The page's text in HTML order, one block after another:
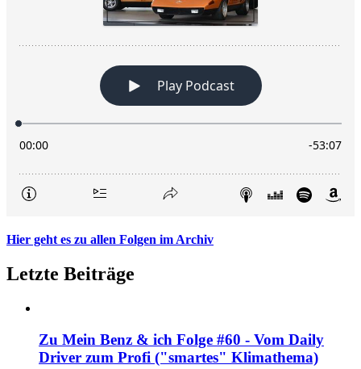
Hier geht es zu allen Folgen im Archiv
Letzte Beiträge
Zu Mein Benz & ich Folge #60 - Vom Daily
Driver zum Profi ("smartes" Klimathema)